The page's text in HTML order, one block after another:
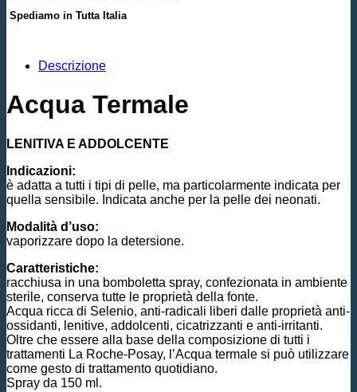
Spediamo in Tutta Italia
Descrizione
Acqua Termale
LENITIVA E ADDOLCENTE
Indicazioni:
è adatta a tutti i tipi di pelle, ma particolarmente indicata per
quella sensibile. Indicata anche per la pelle dei neonati.
Modalità d’uso:
vaporizzare dopo la detersione.
Caratteristiche:
racchiusa in una bomboletta spray, confezionata in ambiente
sterile, conserva tutte le proprietà della fonte.
Acqua ricca di Selenio, anti-radicali liberi dalle proprietà anti-
ossidanti, lenitive, addolcenti, cicatrizzanti e anti-irritanti.
Oltre che essere alla base della composizione di tutti i
trattamenti La Roche-Posay, l’Acqua termale si può utilizzare
come gesto di trattamento quotidiano.
Spray da 150 ml.